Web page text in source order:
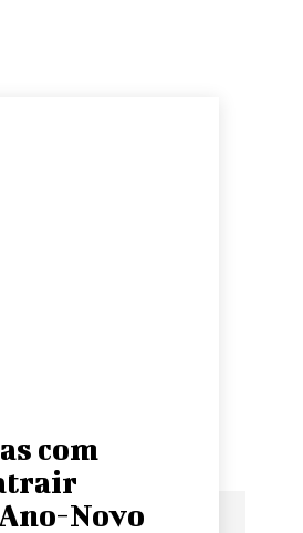
com
Novo